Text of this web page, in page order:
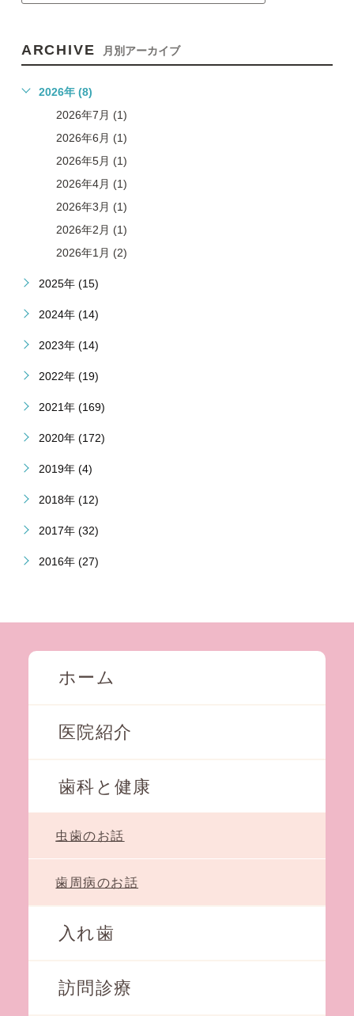
ARCHIVE 月別アーカイブ
2026年 (8)
2026年7月 (1)
2026年6月 (1)
2026年5月 (1)
2026年4月 (1)
2026年3月 (1)
2026年2月 (1)
2026年1月 (2)
2025年 (15)
2024年 (14)
2023年 (14)
2022年 (19)
2021年 (169)
2020年 (172)
2019年 (4)
2018年 (12)
2017年 (32)
2016年 (27)
ホーム
医院紹介
歯科と健康
虫歯のお話
歯周病のお話
入れ歯
訪問診療